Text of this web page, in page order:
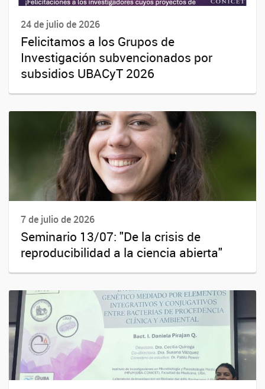
24 de julio de 2026
Felicitamos a los Grupos de
Investigación subvencionados por
subsidios UBACyT 2026
7 de julio de 2026
Seminario 13/07: "De la crisis de
reproducibilidad a la ciencia abierta"